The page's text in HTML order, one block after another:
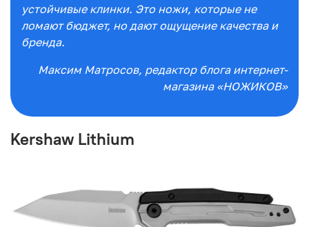
устойчивые клинки. Это ножи, которые не
ломают бюджет, но дают ощущение качества и
бренда.
Максим Матросов, редактор блога интернет-
магазина «НОЖИКОВ»
Kershaw Lithium